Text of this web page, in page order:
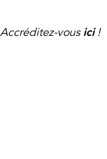
Accréditez-vous ici!